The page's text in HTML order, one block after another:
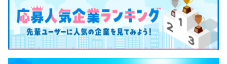
【資格取得支援制度】
◆IT関連の資格等、会社が推奨する資格を取得した場合、
資格レベルに応じた手当を毎月支給いたします。（有効期
限のある資格は、有効期限まで手当を支給）
手当例：ITパスポート、awsクラウドプラクティショナ